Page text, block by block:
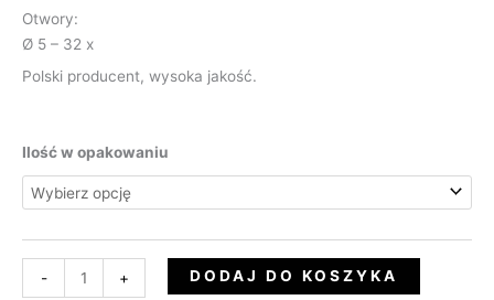
Otwory:
Ø 5 – 32 x
Polski producent, wysoka jakość.
Ilość w opakowaniu
- + DODAJ DO KOSZYKA